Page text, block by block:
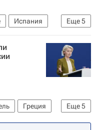
Еще5
Испания
Евросоюз
Еще5
Греция